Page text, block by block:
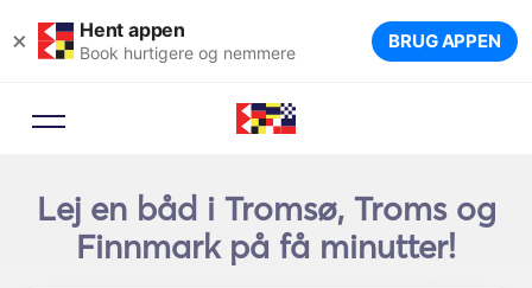
× Hent appen
Book hurtigere og nemmere BRUG APPEN
Lej en båd i Tromsø, Troms og
Finnmark på få minutter!